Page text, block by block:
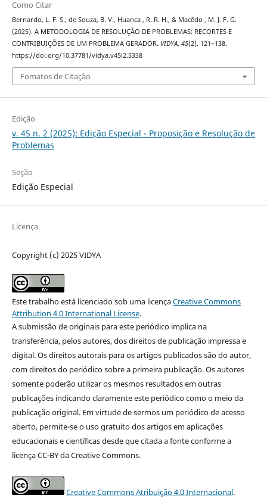
Como Citar
Bernardo, L. F. S., de Souza, B. V., Huanca , R. R. H., & Macêdo , M. J. F. G.
(2025). A METODOLOGIA DE RESOLUÇÃO DE PROBLEMAS: RECORTES E
CONTRIBUIÇÕES DE UM PROBLEMA GERADOR. VIDYA, 45(2), 121–138.
https://doi.org/10.37781/vidya.v45i2.5338
Fomatos de Citação
Edição
v. 45 n. 2 (2025): Edição Especial - Proposição e Resolução de
Problemas
Seção
Edição Especial
Licença
Copyright (c) 2025 VIDYA
Este trabalho está licenciado sob uma licençaCreative Commons
Attribution 4.0 International License.
A submissão de originais para este periódico implica na
transferência, pelos autores, dos direitos de publicação impressa e
digital. Os direitos autorais para os artigos publicados são do autor,
com direitos do periódico sobre a primeira publicação. Os autores
somente poderão utilizar os mesmos resultados em outras
publicações indicando claramente este periódico como o meio da
publicação original. Em virtude de sermos um periódico de acesso
aberto, permite-se o uso gratuito dos artigos em aplicações
educacionais e científicas desde que citada a fonte conforme a
licença CC-BY da Creative Commons.
Creative Commons Atribuição 4.0 Internacional.